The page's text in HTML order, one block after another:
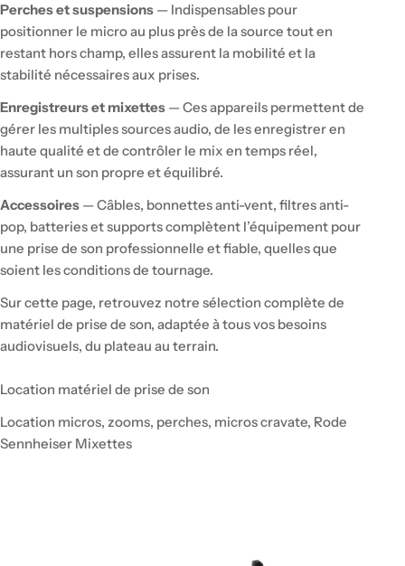
n
:
Perches et suspensions — Indispensables pour
positionner le micro au plus près de la source tout en
restant hors champ, elles assurent la mobilité et la
stabilité nécessaires aux prises.
Enregistreurs et mixettes — Ces appareils permettent de
gérer les multiples sources audio, de les enregistrer en
haute qualité et de contrôler le mix en temps réel,
assurant un son propre et équilibré.
Accessoires — Câbles, bonnettes anti-vent, filtres anti-
pop, batteries et supports complètent l’équipement pour
une prise de son professionnelle et fiable, quelles que
soient les conditions de tournage.
Sur cette page, retrouvez notre sélection complète de
matériel de prise de son, adaptée à tous vos besoins
audiovisuels, du plateau au terrain.
Location matériel de prise de son
Location micros, zooms, perches, micros cravate, Rode
Sennheiser Mixettes